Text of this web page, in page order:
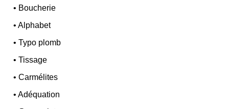
• Boucherie
•Alphabet
•Typo plomb
•Tissage
•Carmélites
•Adéquation